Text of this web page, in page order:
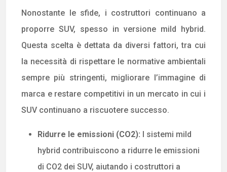
Nonostante le sfide, i costruttori continuano a
proporre SUV, spesso in versione mild hybrid.
Questa scelta è dettata da diversi fattori, tra cui
la necessità di rispettare le normative ambientali
sempre più stringenti, migliorare l’immagine di
marca e restare competitivi in un mercato in cui i
SUV continuano a riscuotere successo.
Ridurre le emissioni (CO2): I sistemi mild
hybrid contribuiscono a ridurre le emissioni
di CO2 dei SUV, aiutando i costruttori a